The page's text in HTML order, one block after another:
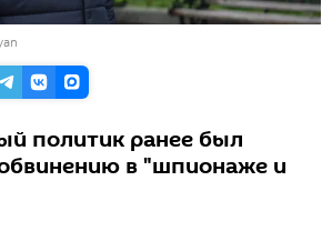
политик ранее был
в "шпионаже и